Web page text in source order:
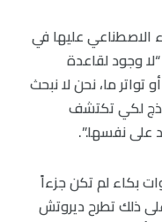
الاصطناعي عليها في
وجود لقاعدة
ما، نحن لا نبحث
لكي تكتشف
على نفسها.”.
بكاء لم تكن جزءاً
ذلك تطرح ديروتش